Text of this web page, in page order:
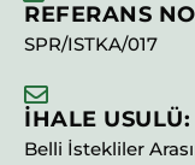
REFERANS
SPR/ISTKA/017
İHALE USULÜ:
Belli İstekliler